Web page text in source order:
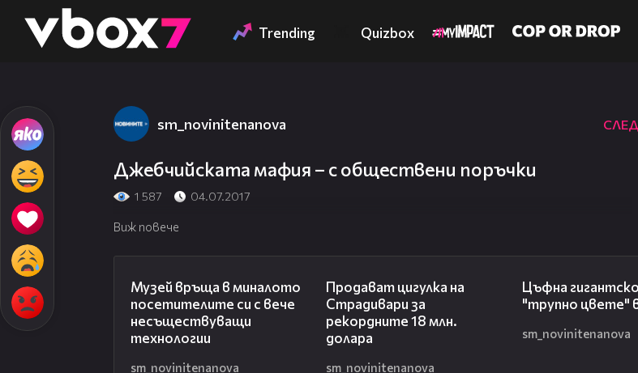
👾 Trending Quizbox
sm_novinitenanova
Джебчийската мафия – с обществени поръчки
1 587 04.07.2017
Виж повече
Музей връща в миналото
посетителите си с вече
несъществуващи
технологии
sm_novinitenanova
Продават цигулка на
Страдивари за
рекордните 18 млн.
долара
sm_novinitenanova
Цъфна
"трупно цвете"
sm_novinitenanova